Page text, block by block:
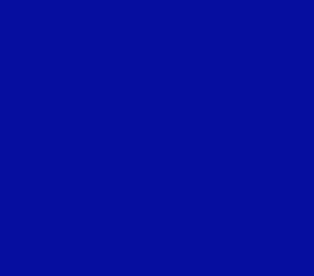
Termostática
para ACS